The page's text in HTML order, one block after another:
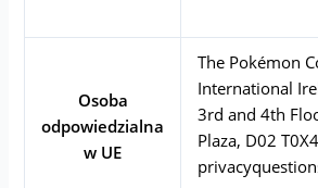
Osoba
odpowiedzialna
w UE
The Pokémon
International
3rd and 4th
Plaza, D02